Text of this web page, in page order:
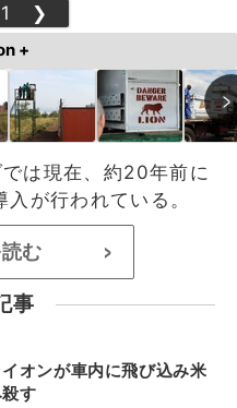
❯
+
は現在、約20年前に
が行われている。
む >
事
オンが車内に飛び込み米
す